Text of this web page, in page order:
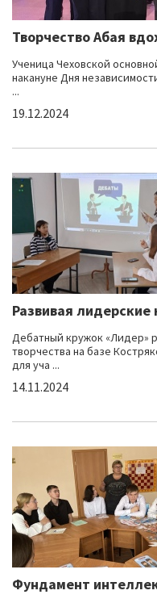
Творчество Абая
Ученица Чеховской
накануне Дня
...
19.12.2024
Развивая лидерские
Дебатный кружок «Лидер»
творчества на базе
для уча ...
14.11.2024
Фундамент